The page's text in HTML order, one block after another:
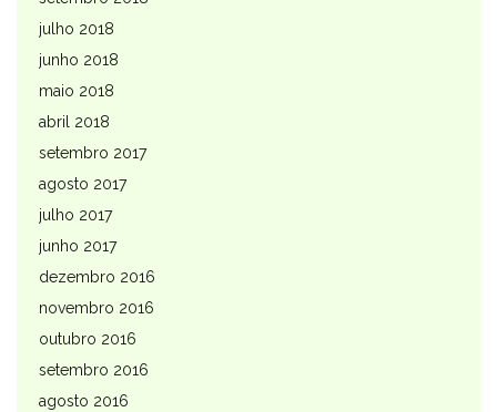
julho 2018
junho 2018
maio 2018
abril 2018
setembro 2017
agosto 2017
julho 2017
junho 2017
dezembro 2016
novembro 2016
outubro 2016
setembro 2016
agosto 2016